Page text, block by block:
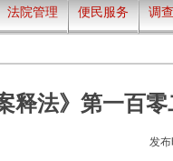
法院管理 便民服务 调
释法》第一百
发布